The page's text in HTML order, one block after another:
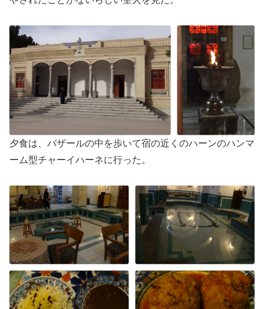
夕食は、バザールの中を歩いて宿の近くのハーンのハンマ
ーム型チャーイハーネに行った。